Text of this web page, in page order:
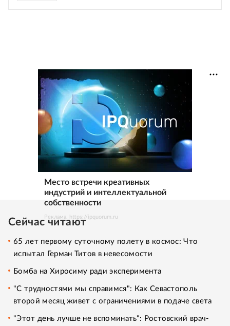
Место встречи креативных
индустрий и интеллектуальной
собственности
Реклама. https://ipquorum.ru
Сейчас читают
65 лет первому суточному полету в космос: Что
испытал Герман Титов в невесомости
Бомба на Хиросиму ради эксперимента
"С трудностями мы справимся": Как Севастополь
второй месяц живет с ограничениями в подаче света
"Этот день лучше не вспоминать": Ростовский врач-